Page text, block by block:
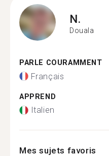
N.
Douala
PARLE COURAMMENT
Français
APPREND
Italien
Mes sujets favoris